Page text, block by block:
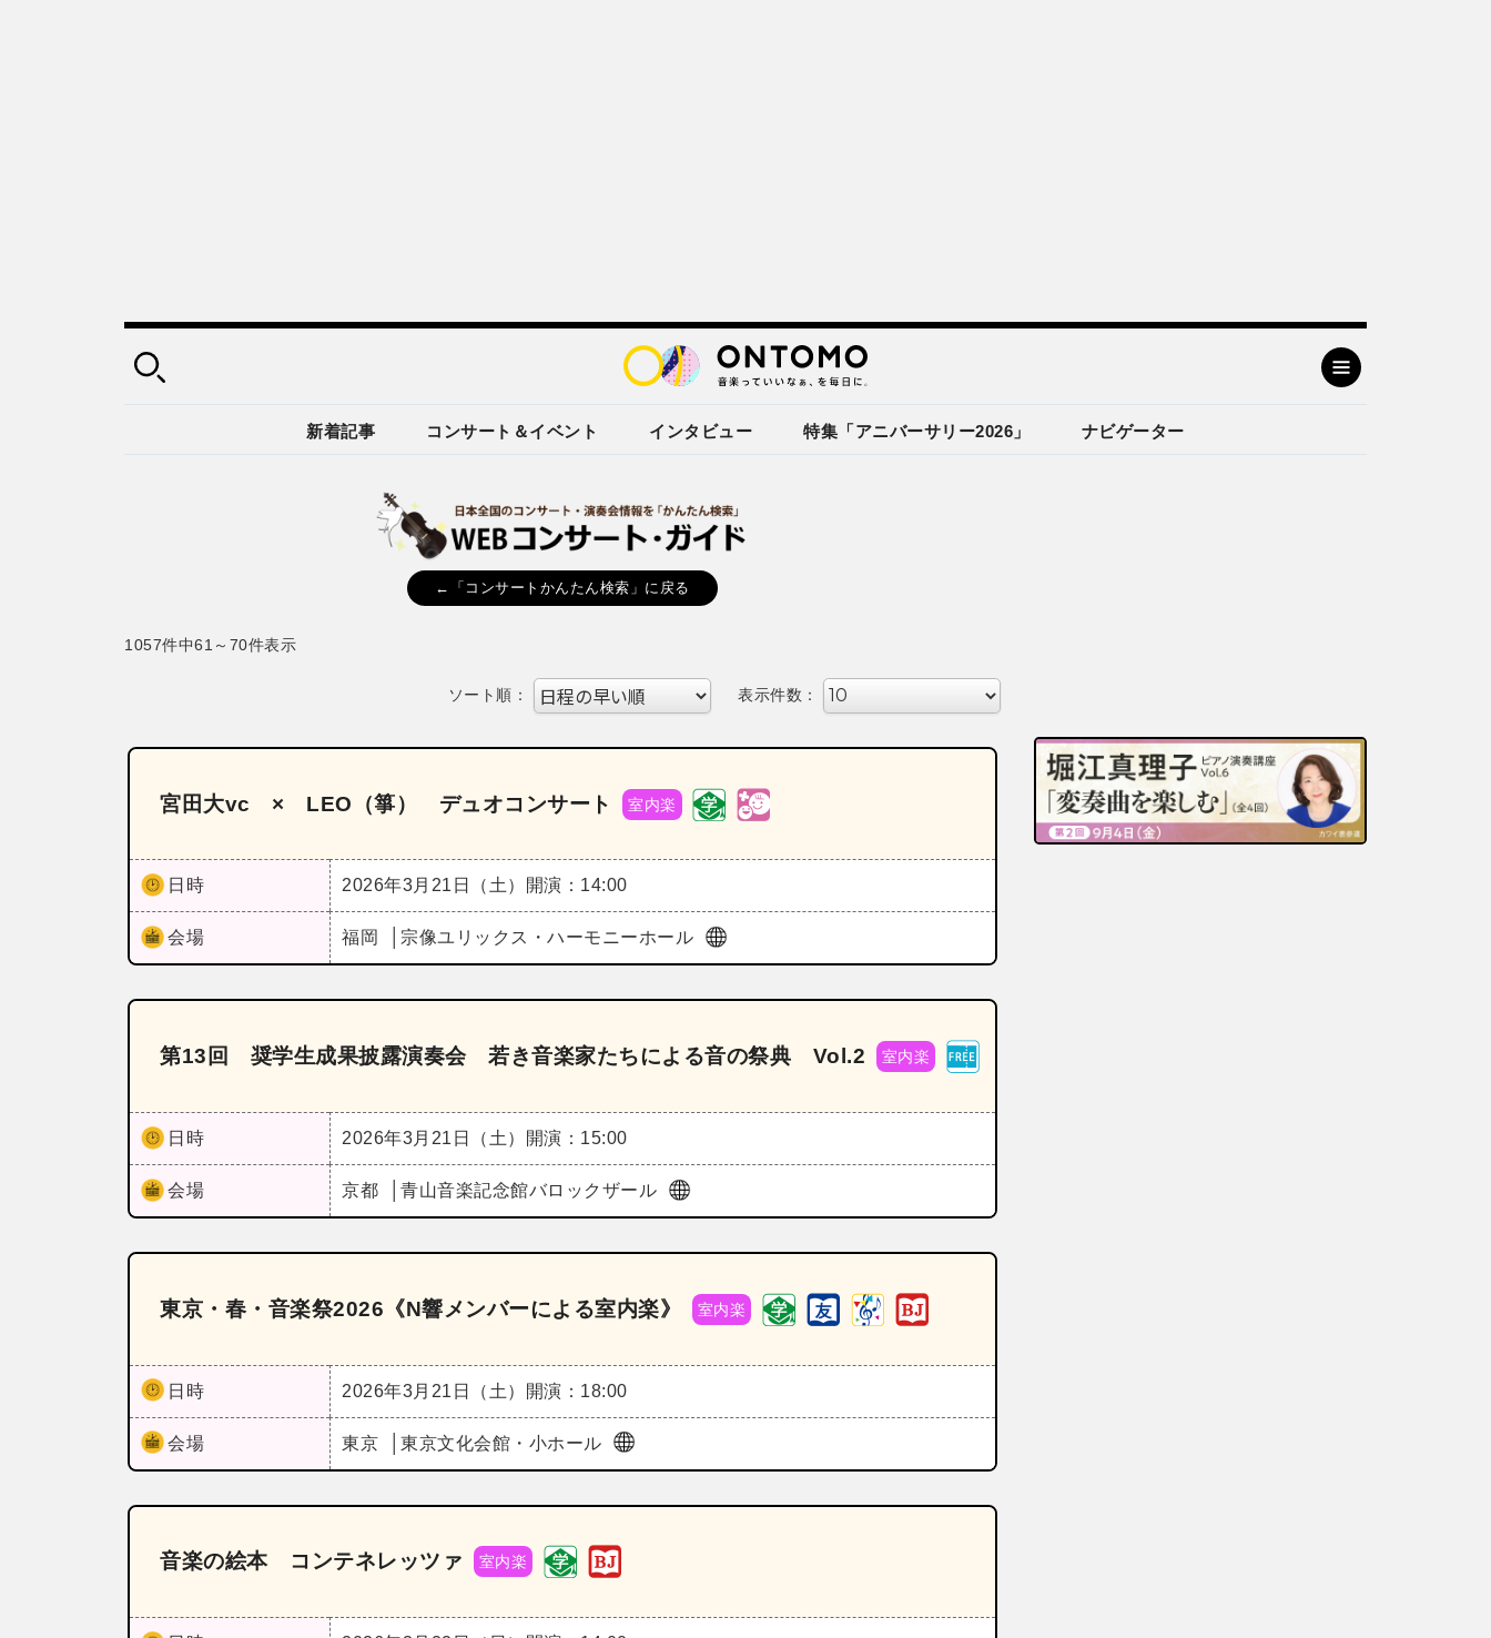
新着記事 コンサート＆イベント インタビュー 特集「アニバーサリー2026」 ナビゲーター
←「コンサートかんたん検索」に戻る
1057件中61～70件表示
ソート順： 表示件数：
宮田大vc × LEO（箏） デュオコンサート 室内楽
日時 2026年3月21日（土） 開演：14:00
会場 福岡 宗像ユリックス・ハーモニーホール
第13回 奨学生成果披露演奏会 若き音楽家たちによる音の祭典 Vol.2 室内楽
日時 2026年3月21日（土） 開演：15:00
会場 京都 青山音楽記念館バロックザール
東京・春・音楽祭2026《N響メンバーによる室内楽》 室内楽
日時 2026年3月21日（土） 開演：18:00
会場 東京 東京文化会館・小ホール
音楽の絵本 コンテネレッツァ 室内楽